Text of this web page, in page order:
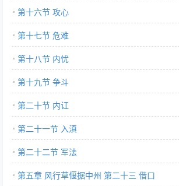
第十六节 攻心
第十七节 危难
第十八节 内忧
第十九节 争斗
第二十节 内讧
第二十一节 入滇
第二十二节 军法
第五章 风行草偃据中州 第二十三 借口